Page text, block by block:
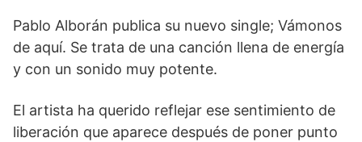
Pablo Alborán publica su nuevo single; Vámonos
de aquí. Se trata de una canción llena de energía
y con un sonido muy potente.
El artista ha querido reflejar ese sentimiento de
liberación que aparece después de poner punto